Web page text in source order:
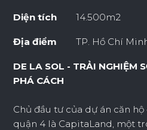
Diện tích 14.500m2
Địa điểm TP. Hồ Chí
DE LA SOL - TRẢI NGHIỆM
PHÁ CÁCH
Chủ đầu tư của dự án căn
quận 4 là CapitaLand, một